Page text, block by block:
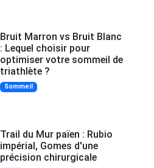
Bruit Marron vs Bruit Blanc
: Lequel choisir pour
optimiser votre sommeil de
triathlète ?
Sommeil
Trail du Mur païen : Rubio
impérial, Gomes d'une
précision chirurgicale